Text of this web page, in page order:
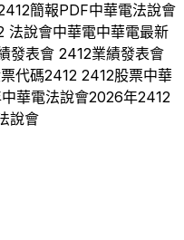
簡報PDF中華電法說會
法說會中華電中華電最新
發表會 2412業績發表會
代碼2412 2412股票中華
中華電法說會2026年2412
說會